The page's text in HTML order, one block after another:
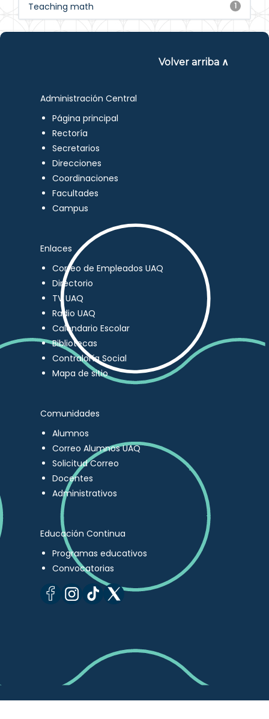
1
Teaching math
Volver arriba ∧
Administración Central
Página principal
Rectoría
Secretarios
Direcciones
Coordinaciones
Facultades
Campus
Enlaces
Correo de Empleados UAQ
Directorio
TV UAQ
Radio UAQ
Calendario Escolar
Bibliotecas
Contraloría Social
Mapa de sitio
Comunidades
Alumnos
Correo Alumnos UAQ
Solicitud Correo
Docentes
Administrativos
Educación Continua
Programas educativos
Convocatorias